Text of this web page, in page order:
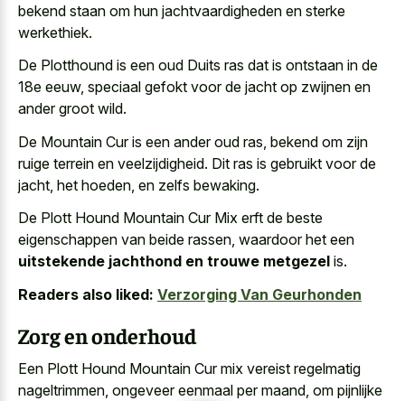
bekend staan om hun jachtvaardigheden en sterke
werkethiek.
De Plotthound is een oud Duits ras dat is ontstaan in de
18e eeuw, speciaal gefokt voor de jacht op zwijnen en
ander groot wild.
De Mountain Cur is een ander oud ras, bekend om zijn
ruige terrein en veelzijdigheid. Dit ras is gebruikt voor de
jacht, het hoeden, en zelfs bewaking.
De Plott Hound Mountain Cur Mix erft de beste
eigenschappen van beide rassen, waardoor het een
uitstekende jachthond en trouwe metgezel is.
Readers also liked: Verzorging Van Geurhonden
Zorg en onderhoud
Een Plott Hound Mountain Cur mix vereist regelmatig
nageltrimmen, ongeveer eenmaal per maand, om pijnlijke